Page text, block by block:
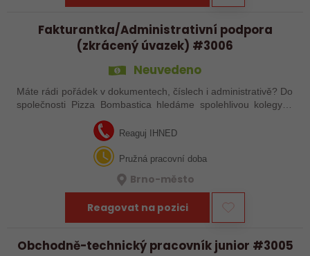
Fakturantka/Administrativní podpora
(zkrácený úvazek) #3006
Neuvedeno
Máte rádi pořádek v dokumentech, číslech i administrativě? Do
společnosti Pizza Bombastica hledáme spolehlivou kolegyni,
která podpoří naši účetní a administrativní agendu. Pokud
máte zkušenosti se…
Reaguj IHNED
Pružná pracovní doba
Brno-město
Reagovat na pozici
Obchodně-technický pracovník junior #3005